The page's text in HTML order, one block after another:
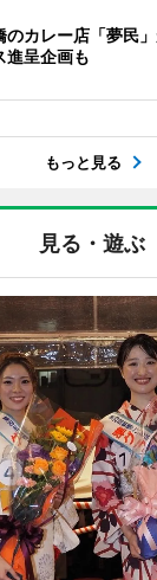
のカレー店「夢民
進呈企画も
もっと見る
見る・遊ぶ